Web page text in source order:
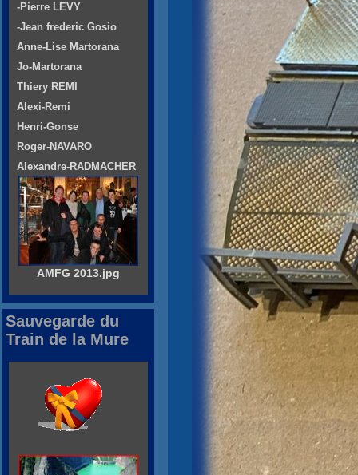
-Pierre LEVY
-Jean frederic Gosio
Anne-Lise Martorana
Jo-Martorana
Thiery REMI
Alexi-Remi
Henri-Gonse
Roger-NAVARO
Alexandre-RADMACHER
AMFG 2013.jpg
Sauvegarde du
Train de la Mure